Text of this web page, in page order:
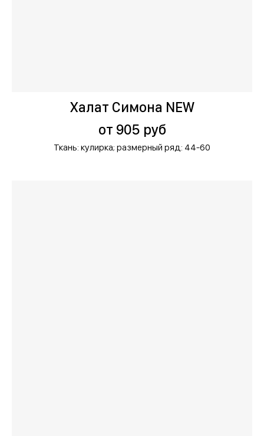
Халат Симона NEW
от 905 руб
Ткань: кулирка; размерный ряд: 44-60